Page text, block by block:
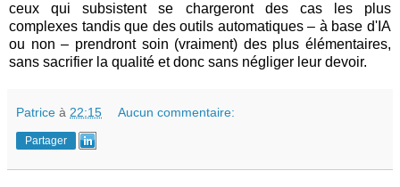
ceux qui subsistent se chargeront des cas les plus
complexes tandis que des outils automatiques – à base d'IA
ou non – prendront soin (vraiment) des plus élémentaires,
sans sacrifier la qualité et donc sans négliger leur devoir.
Patrice à 22:15 Aucun commentaire:
Partager